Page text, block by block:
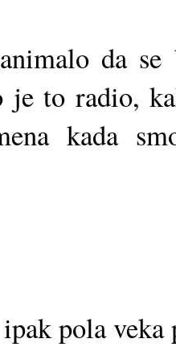
da
je to radio,
kada
pola veka